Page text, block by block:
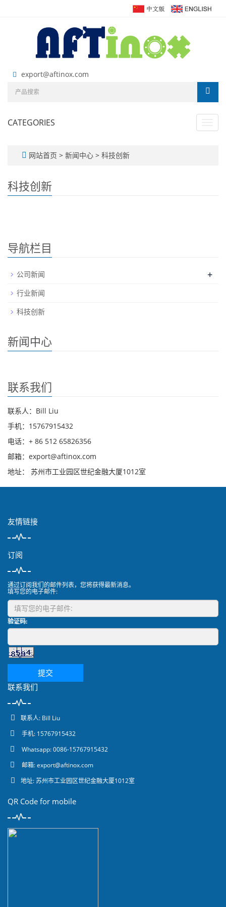
export@aftinox.com
CATEGORIES
网站首页 > 新闻中心 > 科技创新
科技创新
导航栏目
公司新闻 +
行业新闻
科技创新
新闻中心
联系我们
联系人：Bill Liu
手机：15767915432
电话：+ 86 512 65826356
邮箱：export@aftinox.com
地址： 苏州市工业园区世纪金融大厦1012室
友情链接
订阅
通过订阅我们的邮件列表，您将获得最新消息。
填写您的电子邮件:
验证码:
提交
联系我们
联系人: Bill Liu
手机: 15767915432
Whatsapp: 0086-15767915432
邮箱:export@aftinox.com
地址: 苏州市工业园区世纪金融大厦1012室
QR Code for mobile